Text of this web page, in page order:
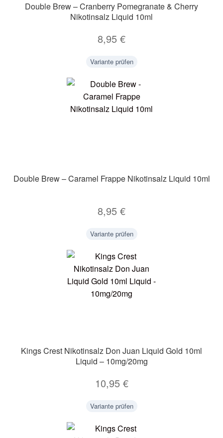
Double Brew – Cranberry Pomegranate & Cherry
Nikotinsalz Liquid 10ml
8,95 €
Variante prüfen
Double Brew – Caramel Frappe Nikotinsalz Liquid 10ml
8,95 €
Variante prüfen
Kings Crest Nikotinsalz Don Juan Liquid Gold 10ml
Liquid – 10mg/20mg
10,95 €
Variante prüfen